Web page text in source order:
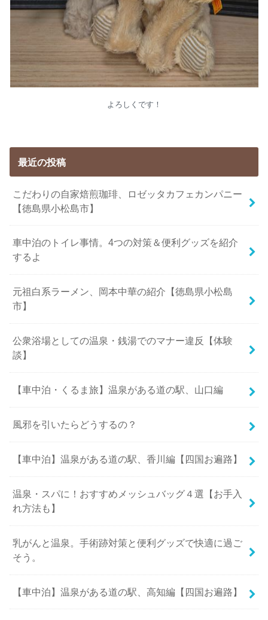
よろしくです！
最近の投稿
こだわりの自家焙煎珈琲、ロゼッタカフェカンパニー
【徳島県小松島市】
車中泊のトイレ事情。4つの対策＆便利グッズを紹介
するよ
元祖白系ラーメン、岡本中華の紹介【徳島県小松島
市】
公衆浴場としての温泉・銭湯でのマナー違反【体験
談】
【車中泊・くるま旅】温泉がある道の駅、山口編
風邪を引いたらどうするの？
【車中泊】温泉がある道の駅、香川編【四国お遍路】
温泉・スパに！おすすめメッシュバッグ４選【お手入
れ方法も】
乳がんと温泉。手術跡対策と便利グッズで快適に過ご
そう。
【車中泊】温泉がある道の駅、高知編【四国お遍路】